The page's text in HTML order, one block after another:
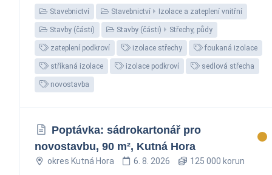
Stavebnictví Stavebnictví Izolace a zateplení vnitřní
Stavby (části) Stavby (části) Střechy, půdy
zateplení podkroví izolace střechy foukaná izolace
stříkaná izolace izolace podkroví sedlová střecha
novostavba
Poptávka: sádrokartonář pro
novostavbu, 90 m², Kutná Hora
okres Kutná Hora 6. 8. 2026 125 000 korun